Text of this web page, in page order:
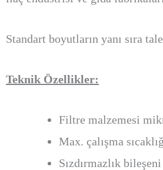
Standart boyutların yanı sıra
Teknik Özellikler:
Filtre malzemesi
Max. çalışma
Sızdırmazlık